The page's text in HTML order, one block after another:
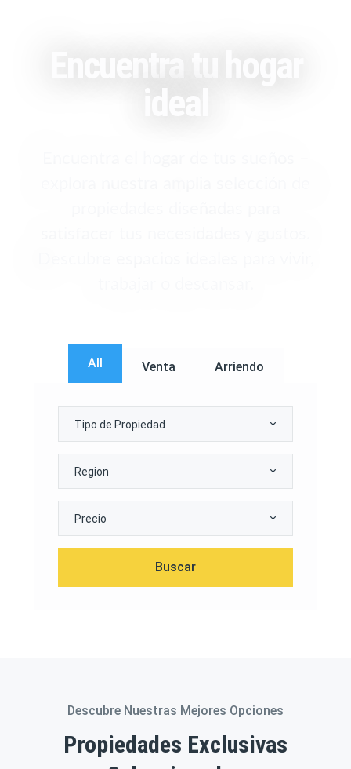
Encuentra tu hogar
ideal
All Venta Arriendo
Tipo de Propiedad
Region
Precio
Buscar
Descubre Nuestras Mejores Opciones
Propiedades Exclusivas